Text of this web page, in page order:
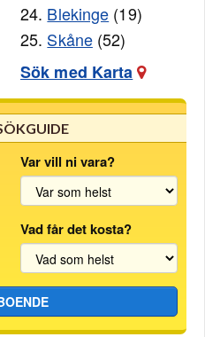
24. Blekinge (19)
25. Skåne(52)
Sök med Karta
Var vill ni vara?
Vad får det kosta?